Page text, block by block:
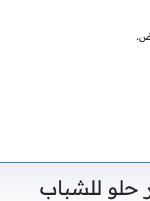
حلو للشباب